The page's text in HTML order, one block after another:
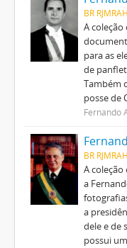
BR
A
para as
de
Também
posse de
Fernando
BR
A
a
a
dele e de
possui